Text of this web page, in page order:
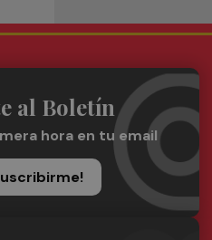
al Boletín
hora en tu email